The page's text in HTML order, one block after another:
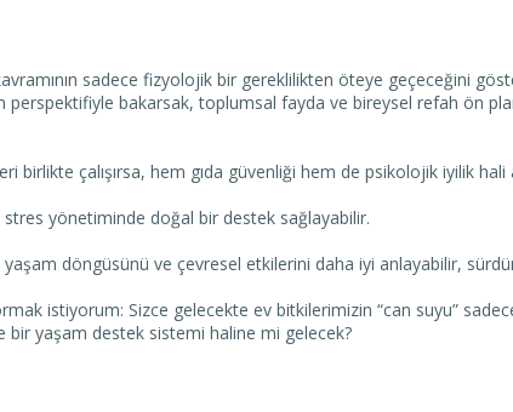
sadece fizyolojik bir gereklilikten öteye geçeceğini
perspektifiyle bakarsak, toplumsal fayda ve bireysel refah ön
birlikte çalışırsa, hem gıda güvenliği hem de psikolojik iyilik hali
yönetiminde doğal bir destek sağlayabilir.
döngüsünü ve çevresel etkilerini daha iyi anlayabilir,
istiyorum: Sizce gelecekte ev bitkilerimizin “can suyu”
yaşam destek sistemi haline mi gelecek?